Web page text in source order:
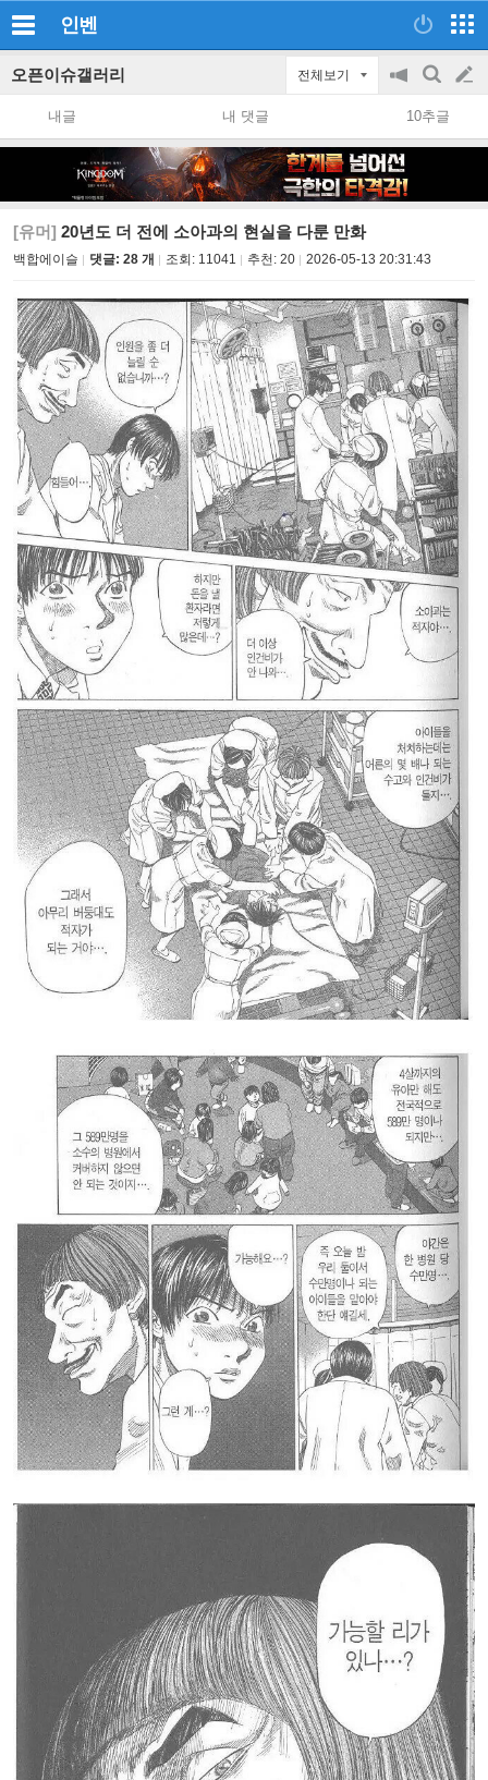
인벤
오픈이슈갤러리 전체보기
공
지
on/off
검
색
글
쓰
내글 내 댓글 10추글
[유머] 20년도 더 전에 소아과의 현실을 다룬 만화
백합에이슬 댓글: 28 개 조회: 11041 추천: 20 2026-05-13 20:31:43